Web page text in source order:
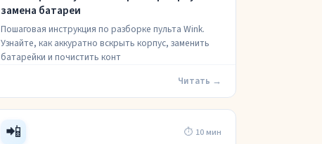
замена батареи
Пошаговая инструкция по разборке пульта Wink.
Узнайте, как аккуратно вскрыть корпус, заменить
батарейки и почистить конт
Читать →
📲 ⏱ 10 мин